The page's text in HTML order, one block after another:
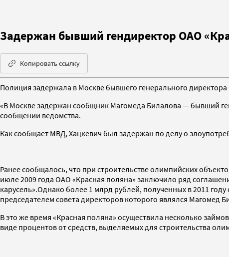
Задержан бывший гендиректор ОАО
Копировать ссылку
Полиция задержала в Москве бывшего генерального
«В Москве задержан сообщник Магомеда Билалова — бывший
сообщении ведомства.
Как сообщает МВД, Хацкевич был задержан по делу о
Ранее сообщалось, что при строительстве олимпийских
июле 2009 года ОАО «Красная поляна» заключило ряд
карусель».Однако более 1 млрд рублей, полученных в 2011
председателем совета директоров которого являлся Магомед
В это же время «Красная поляна» осуществила несколько
виде процентов от средств, выделяемых для строительства